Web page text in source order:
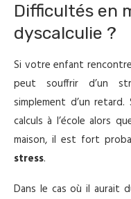
Difficultés en
dyscalculie ?
Si votre enfant
peut souffrir d’un
simplement d’un
calculs à l’école alors
maison, il est fort
stress.
Dans le cas où il aurait